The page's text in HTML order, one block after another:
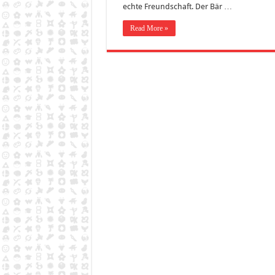
echte Freundschaft. Der Bär …
Read More »